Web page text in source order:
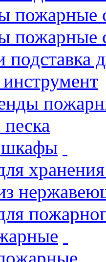
пожарные
пожарные
подставка
хранения